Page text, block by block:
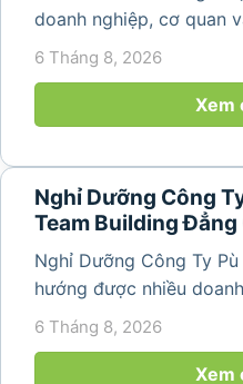
doanh nghiệp, cơ quan
hợp nghỉ dưỡng, tham
nguyên sơ, không khí...
6 Tháng 8, 2026
Xem
Nghỉ Dưỡng Công
Team Building Đẳng
Nghỉ Dưỡng Công Ty
hướng được nhiều
hợp giữa nghỉ ngơi, tái
dựng tinh thần đồng
lịch đơn thuần, nhiều
6 Tháng 8, 2026
Xem